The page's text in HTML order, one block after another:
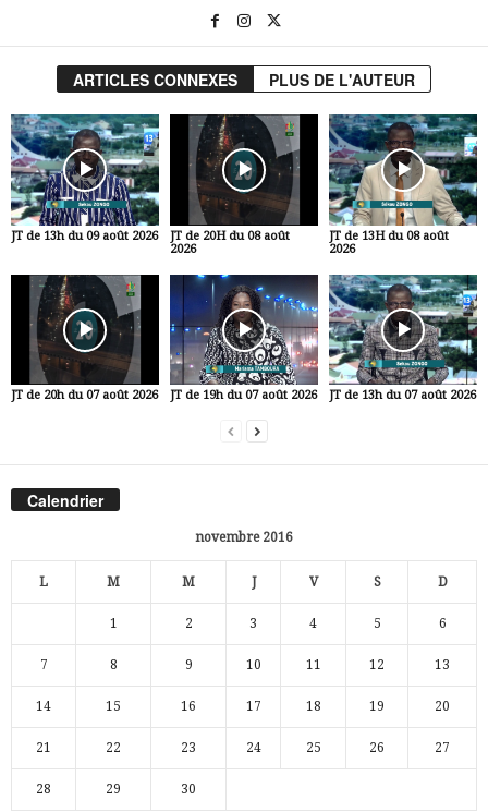
ARTICLES CONNEXES PLUS DE L'AUTEUR
JT de 13h du 09 août 2026
JT de 20H du 08 août
2026
JT de 13H du 08 août
2026
JT de 20h du 07 août 2026 JT de 19h du 07 août 2026 JT de 13h du 07 août 2026
Calendrier
novembre 2016
L M M J V S D
1 2 3 4 5 6
7 8 9 10 11 12 13
14 15 16 17 18 19 20
21 22 23 24 25 26 27
28 29 30